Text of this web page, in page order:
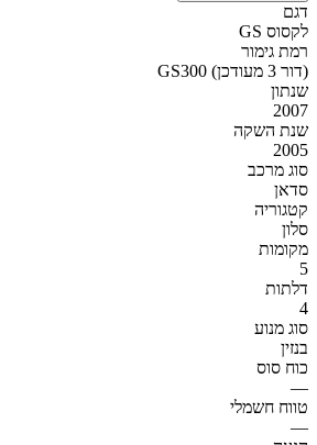
דגם
לקסוס GS
רמת גימור
GS300 (דור 3 מעודכן)
שנתון
2007
שנת השקה
2005
סוג מרכב
סדאן
קטגוריה
סלון
מקומות
5
דלתות
4
סוג מנוע
בנזין
כוח סוס
—
טווח חשמלי
—